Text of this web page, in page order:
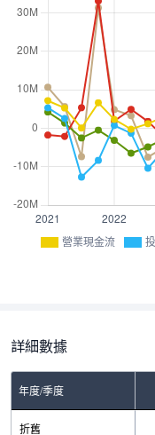
營業現金流
詳細數據
年度/季度
折舊